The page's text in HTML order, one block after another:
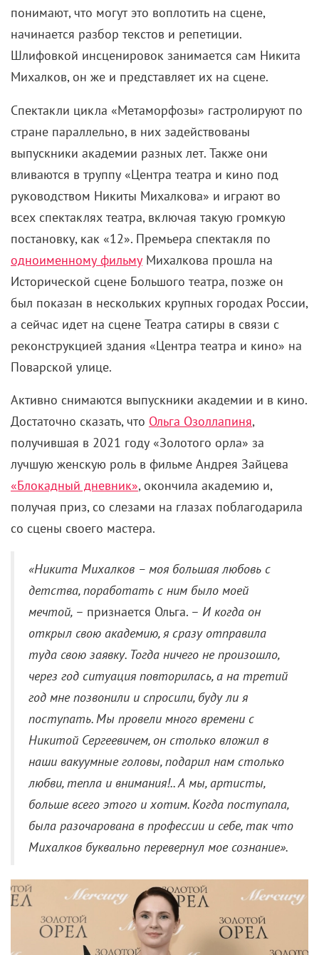
понимают, что могут это воплотить на сцене,
начинается разбор текстов и репетиции.
Шлифовкой инсценировок занимается сам Никита
Михалков, он же и представляет их на сцене.
Спектакли цикла «Метаморфозы» гастролируют по
стране параллельно, в них задействованы
выпускники академии разных лет. Также они
вливаются в труппу «Центра театра и кино под
руководством Никиты Михалкова» и играют во
всех спектаклях театра, включая такую громкую
постановку, как «12». Премьера спектакля по
одноименному фильму Михалкова прошла на
Исторической сцене Большого театра, позже он
был показан в нескольких крупных городах России,
а сейчас идет на сцене Театра сатиры в связи с
реконструкцией здания «Центра театра и кино» на
Поварской улице.
Активно снимаются выпускники академии и в кино.
Достаточно сказать, что Ольга Озоллапиня,
получившая в 2021 году «Золотого орла» за
лучшую женскую роль в фильме Андрея Зайцева
«Блокадный дневник», окончила академию и,
получая приз, со слезами на глазах поблагодарила
со сцены своего мастера.
«Никита Михалков – моя большая любовь с
детства, поработать с ним было моей
мечтой, – признается Ольга. – И когда он
открыл свою академию, я сразу отправила
туда свою заявку. Тогда ничего не произошло,
через год ситуация повторилась, а на третий
год мне позвонили и спросили, буду ли я
поступать. Мы провели много времени с
Никитой Сергеевичем, он столько вложил в
наши вакуумные головы, подарил нам столько
любви, тепла и внимания!.. А мы, артисты,
больше всего этого и хотим. Когда поступала,
была разочарована в профессии и себе, так что
Михалков буквально перевернул мое сознание».